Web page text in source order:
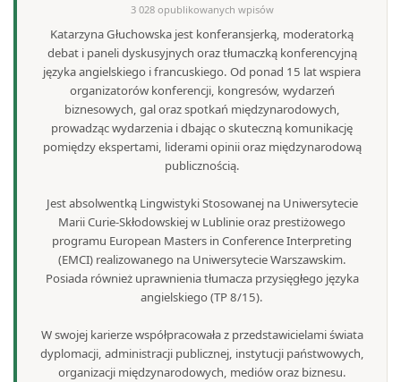
3 028 opublikowanych wpisów
Katarzyna Głuchowska jest konferansjerką, moderatorką
debat i paneli dyskusyjnych oraz tłumaczką konferencyjną
języka angielskiego i francuskiego. Od ponad 15 lat wspiera
organizatorów konferencji, kongresów, wydarzeń
biznesowych, gal oraz spotkań międzynarodowych,
prowadząc wydarzenia i dbając o skuteczną komunikację
pomiędzy ekspertami, liderami opinii oraz międzynarodową
publicznością.
Jest absolwentką Lingwistyki Stosowanej na Uniwersytecie
Marii Curie-Skłodowskiej w Lublinie oraz prestiżowego
programu European Masters in Conference Interpreting
(EMCI) realizowanego na Uniwersytecie Warszawskim.
Posiada również uprawnienia tłumacza przysięgłego języka
angielskiego (TP 8/15).
W swojej karierze współpracowała z przedstawicielami świata
dyplomacji, administracji publicznej, instytucji państwowych,
organizacji międzynarodowych, mediów oraz biznesu.